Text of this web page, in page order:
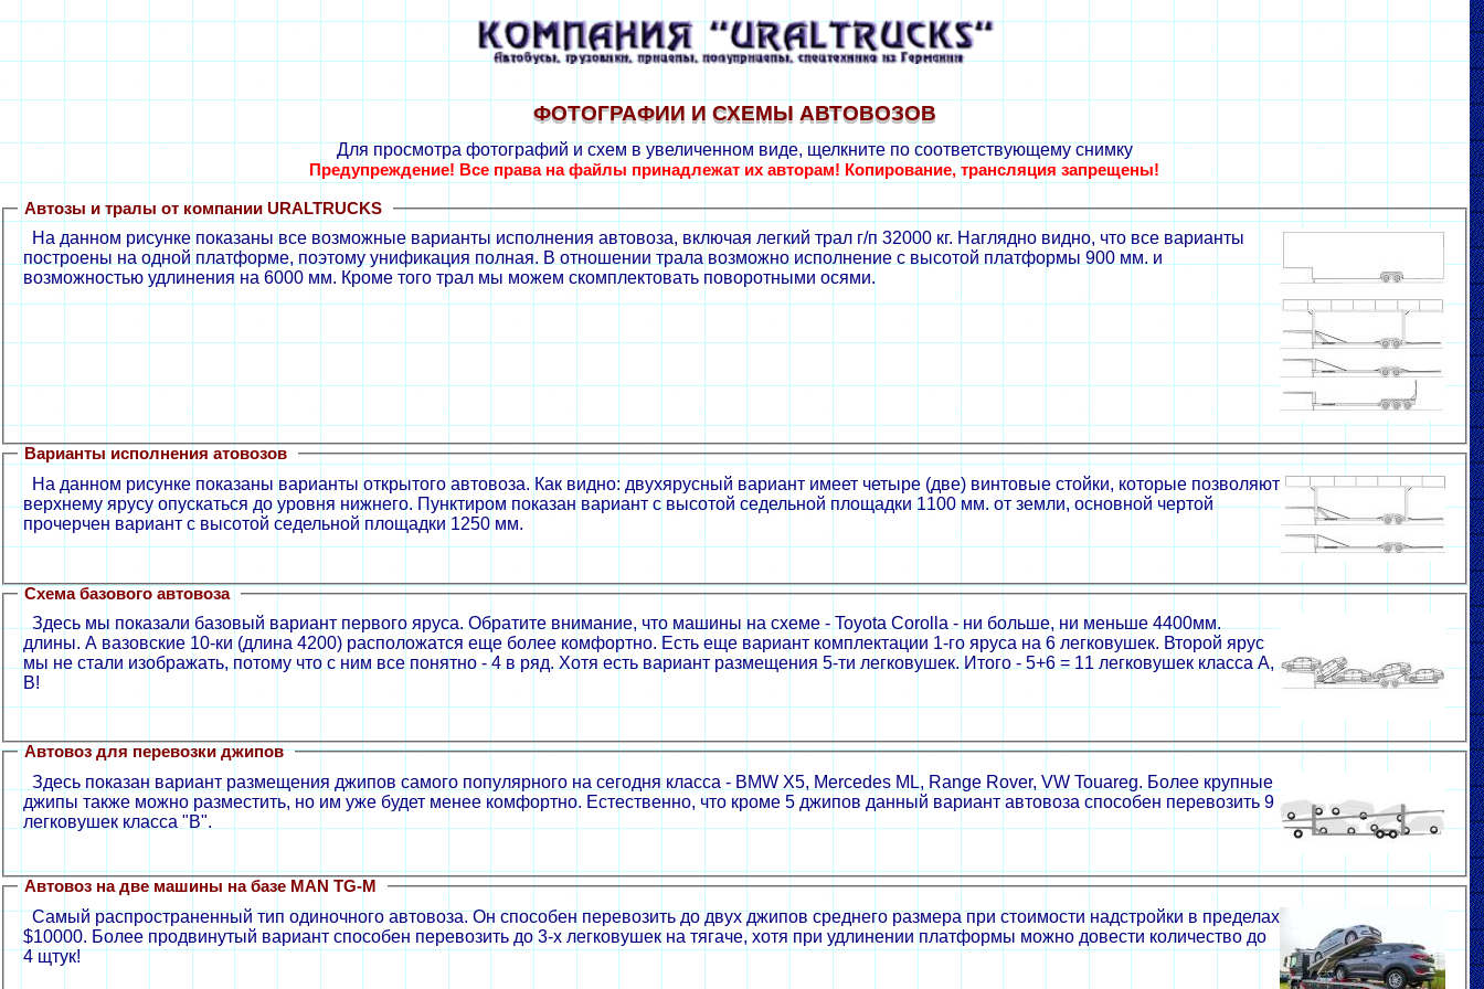
ФОТОГРАФИИ И СХЕМЫ АВТОВОЗОВ
Для просмотра фотографий и схем в увеличенном виде, щелкните по соответствующему снимку
Предупреждение! Все права на файлы принадлежат их авторам! Копирование, трансляция запрещены!
Автозы и тралы от компании URALTRUCKS
На данном рисунке показаны все возможные варианты исполнения автовоза, включая легкий трал г/п 32000 кг. Наглядно видно, что все варианты
построены на одной платформе, поэтому унификация полная. В отношении трала возможно исполнение с высотой платформы 900 мм. и
возможностью удлинения на 6000 мм. Кроме того трал мы можем скомплектовать поворотными осями.
Варианты исполнения атовозов
На данном рисунке показаны варианты открытого автовоза. Как видно: двухярусный вариант имеет четыре (две) винтовые стойки, которые позволяют
верхнему ярусу опускаться до уровня нижнего. Пунктиром показан вариант с высотой седельной площадки 1100 мм. от земли, основной чертой
прочерчен вариант с высотой седельной площадки 1250 мм.
Схема базового автовоза
Здесь мы показали базовый вариант первого яруса. Обратите внимание, что машины на схеме - Toyota Corolla - ни больше, ни меньше 4400мм.
длины. А вазовские 10-ки (длина 4200) расположатся еще более комфортно. Есть еще вариант комплектации 1-го яруса на 6 легковушек. Второй ярус
мы не стали изображать, потому что с ним все понятно - 4 в ряд. Хотя есть вариант размещения 5-ти легковушек. Итого - 5+6 = 11 легковушек класса A,
B!
Автовоз для перевозки джипов
Здесь показан вариант размещения джипов самого популярного на сегодня класса - BMW X5, Mercedes ML, Range Rover, VW Touareg. Более крупные
джипы также можно разместить, но им уже будет менее комфортно. Естественно, что кроме 5 джипов данный вариант автовоза способен перевозить 9
легковушек класса "B".
Автовоз на две машины на базе MAN TG-M
Самый распространенный тип одиночного автовоза. Он способен перевозить до двух джипов среднего размера при стоимости надстройки в пределах
$10000. Более продвинутый вариант способен перевозить до 3-х легковушек на тягаче, хотя при удлинении платформы можно довести количество до
4 щтук!